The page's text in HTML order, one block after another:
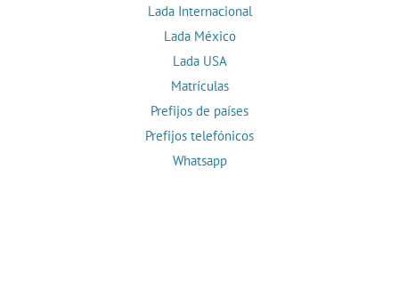
Lada Internacional
Lada México
Lada USA
Matrículas
Prefijos de países
Prefijos telefónicos
Whatsapp